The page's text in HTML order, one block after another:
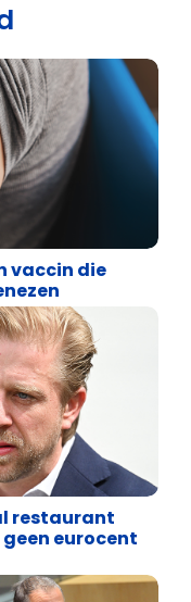
vaccin die
restaurant
eurocent